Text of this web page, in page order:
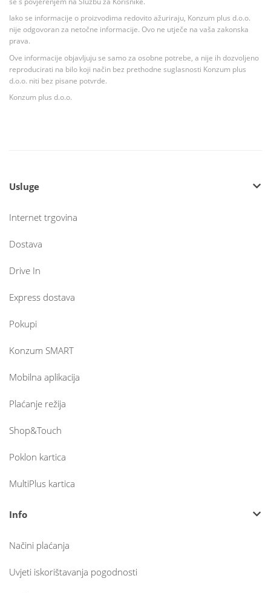
Iako se informacije o proizvodima redovito ažuriraju, Konzum plus d.o.o.
nije odgovoran za netočne informacije. Ovo ne utječe na vaša zakonska
prava.
Ove informacije objavljuju se samo za osobne potrebe, a nije ih dozvoljeno
reproducirati na bilo koji način bez prethodne suglasnosti Konzum plus
d.o.o. niti bez pisane potvrde.
Konzum plus d.o.o.
Usluge
Internet trgovina
Dostava
Drive In
Express dostava
Pokupi
Konzum SMART
Mobilna aplikacija
Plaćanje režija
Shop&Touch
Poklon kartica
MultiPlus kartica
Info
Načini plaćanja
Uvjeti iskorištavanja pogodnosti